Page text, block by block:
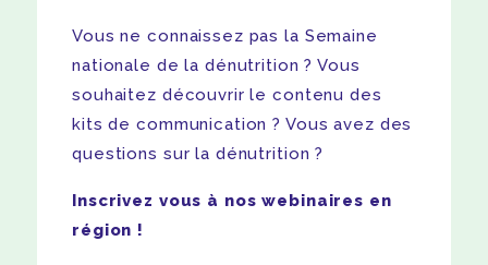
Vous ne connaissez pas la Semaine
nationale de la dénutrition ? Vous
souhaitez découvrir le contenu des
kits de communication ? Vous avez des
questions sur la dénutrition ?
Inscrivez vous à nos webinaires en
région !